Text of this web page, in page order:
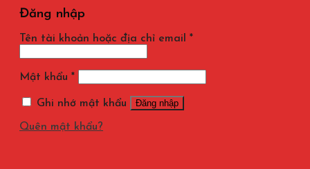
Đăng nhập
Tên tài khoản hoặc địa chỉ email *
Mật khẩu *
Ghi nhớ mật khẩu Đăng nhập
Quên mật khẩu?